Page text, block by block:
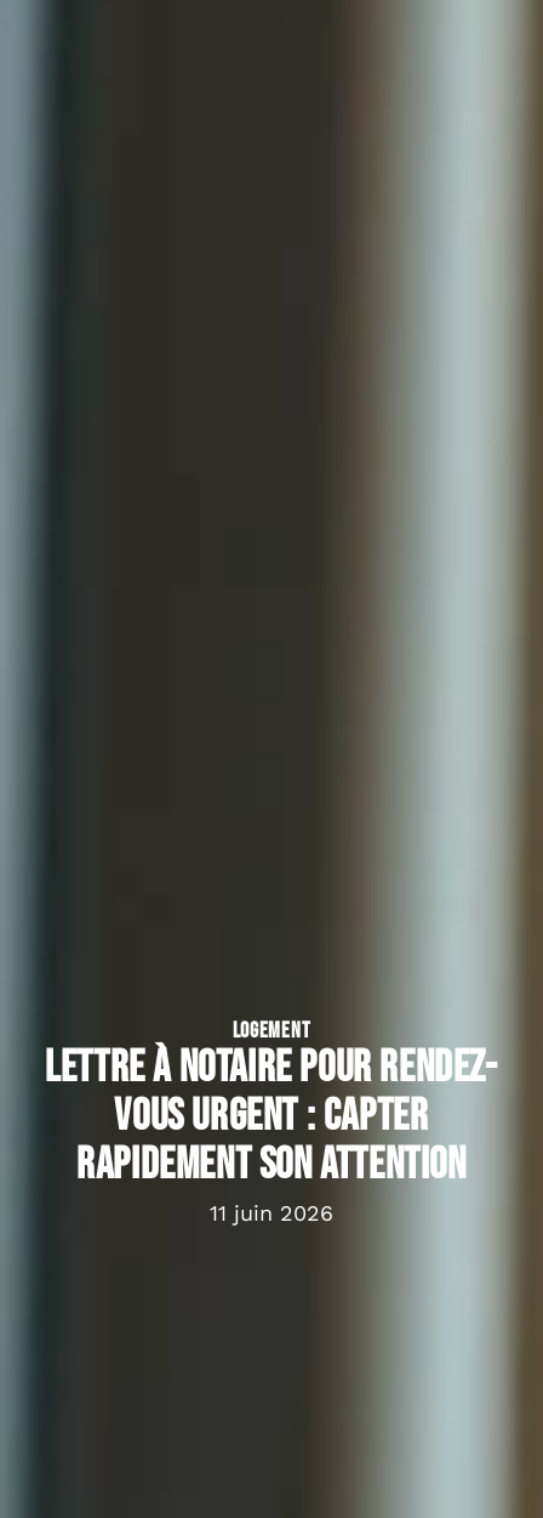
LOGEMENT
Lettre à notaire pour rendez-
vous urgent : capter
rapidement son attention
11 juin 2026